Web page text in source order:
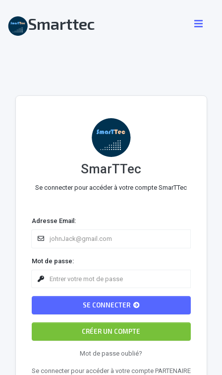
Smarttec
SmarTTec
Se connecter pour accéder à votre compte SmarTTec
Adresse Email:
Mot de passe:
SE CONNECTER
CRÉER UN COMPTE
Mot de passe oublié?
Se connecter pour accéder à votre compte PARTENAIRE